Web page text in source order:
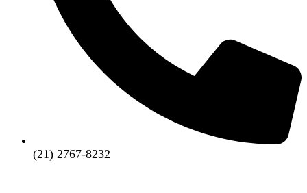
(21) 2767-8232